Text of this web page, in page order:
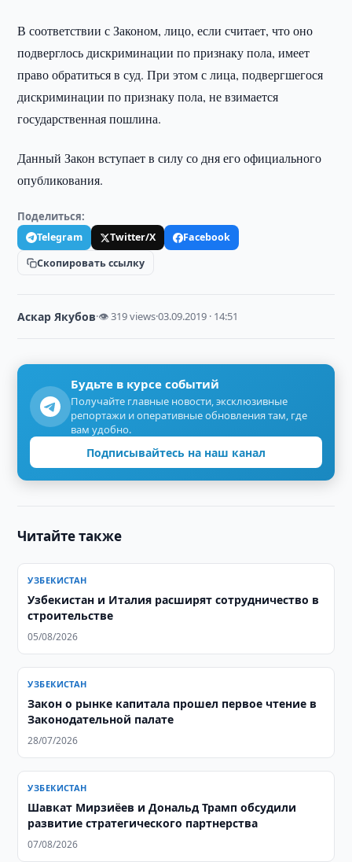
В соответствии с Законом, лицо, если считает, что оно
подверглось дискриминации по признаку пола, имеет
право обратиться в суд. При этом с лица, подвергшегося
дискриминации по признаку пола, не взимается
государственная пошлина.
Данный Закон вступает в силу со дня его официального
опубликования.
Поделиться:
Telegram Twitter/X
Facebook
Скопировать ссылку
Аскар Якубов·👁 319 views·03.09.2019 · 14:51
Будьте в курсе событий
Получайте главные новости, эксклюзивные
репортажи и оперативные обновления там, где
вам удобно.
Подписывайтесь на наш канал
Читайте также
УЗБЕКИСТАН
Узбекистан и Италия расширят сотрудничество в
строительстве
05/08/2026
УЗБЕКИСТАН
Закон о рынке капитала прошел первое чтение в
Законодательной палате
28/07/2026
УЗБЕКИСТАН
Шавкат Мирзиёев и Дональд Трамп обсудили
развитие стратегического партнерства
07/08/2026